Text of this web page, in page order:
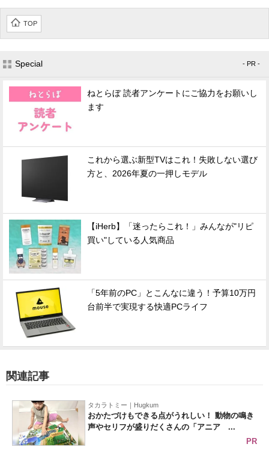
TOP
Special - PR -
ねとらぼ 読者アンケートにご協力をお願いし
ます
これから選ぶ新型TVはこれ！失敗しない選び
方と、2026年夏の一押しモデル
【iHerb】「迷ったらこれ！」みんなが"リピ
買い"している人気商品
「5年前のPC」とこんなに違う！予算10万円
台前半で実現する快適PCライフ
関連記事
タカラトミー｜Hugkum
おかたづけもできる点がうれしい！ 動物の鳴き
声やセリフが盛りだくさんの「アニア ...
PR